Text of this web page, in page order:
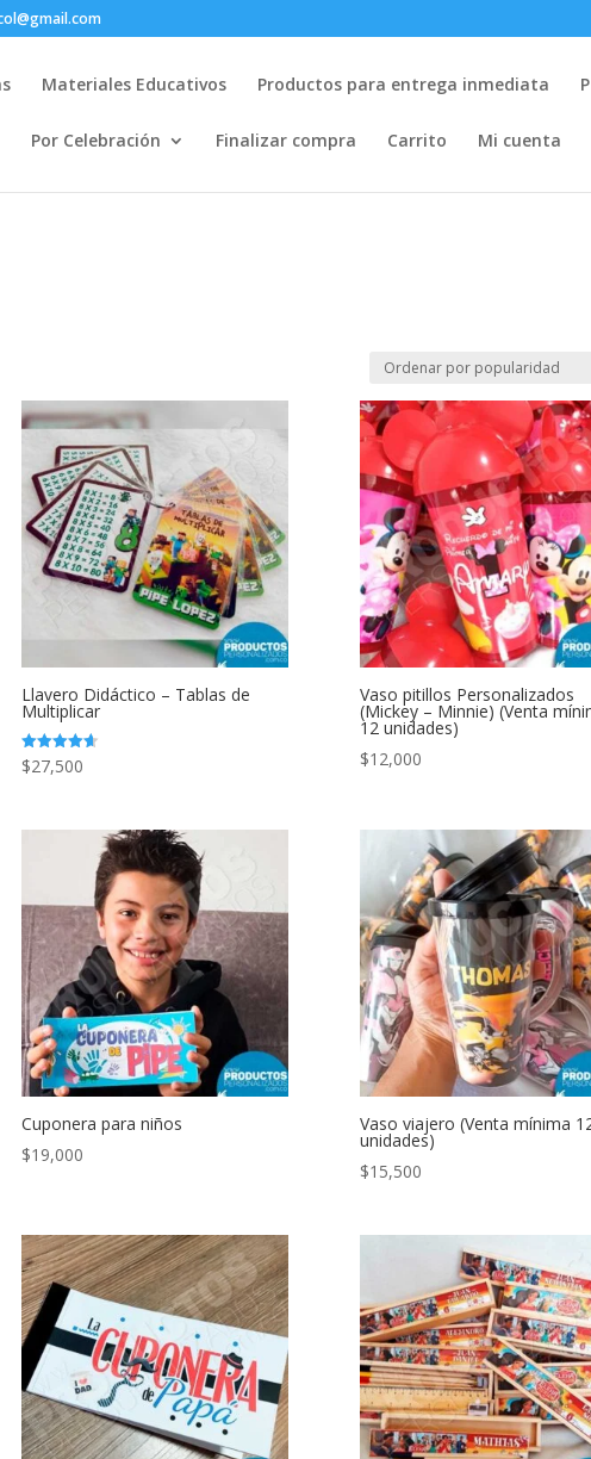
Materiales Educativos Productos para entrega inmediata
Por Celebración Finalizar compra Carrito Mi cuenta
Llavero Didáctico – Tablas de
Multiplicar
Valorado
con
$27,500
Vaso pitillos Personalizados
(Mickey – Minnie) (Venta
12 unidades)
$12,000
Cuponera para niños
$19,000
Vaso viajero (Venta mínima
unidades)
$15,500